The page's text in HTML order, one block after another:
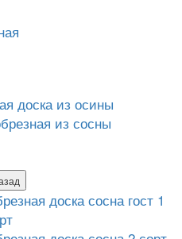
доска из осины
из сосны
доска сосна гост 1